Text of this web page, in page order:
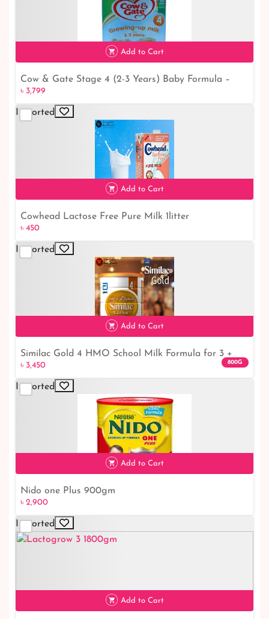
৳ 3,799
Add to Cart
Cow & Gate Stage 4 (2-3 Years) Baby Formula –
800g
৳ 3,799
Imported
৳ 450
Add to Cart
Cowhead Lactose Free Pure Milk 1litter
৳ 450
Imported
৳ 3,450
Add to Cart
Similac Gold 4 HMO School Milk Formula for 3 +
years 800 grm
৳ 3,450 800G
Imported
৳ 2,900
Add to Cart
Nido one Plus 900gm
৳ 2,900
Imported
Add to Cart